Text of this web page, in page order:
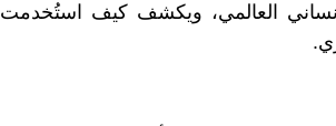
العالمي، ويكشف كيف استُخدمت
.